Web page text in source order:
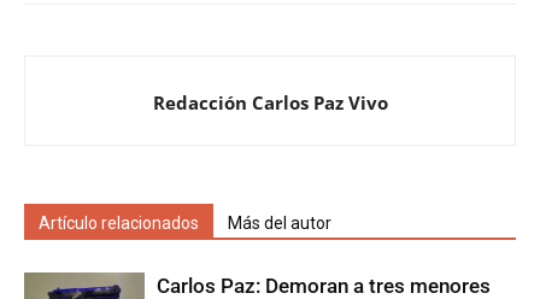
Redacción Carlos Paz Vivo
Artículo relacionados Más del autor
Carlos Paz: Demoran a tres menores